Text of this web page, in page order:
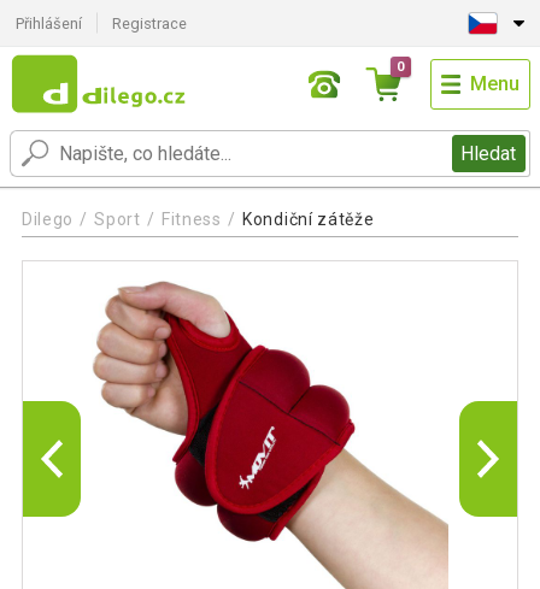
Přihlášení Registrace
Hledat
0
Menu
Dilego Sport Fitness Kondiční zátěže